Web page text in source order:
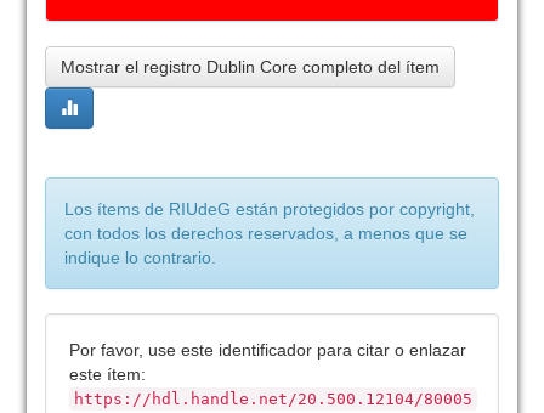
Mostrar el registro Dublin Core completo del ítem
Los ítems de RIUdeG están protegidos por copyright,
con todos los derechos reservados, a menos que se
indique lo contrario.
Por favor, use este identificador para citar o enlazar
este ítem:
https://hdl.handle.net/20.500.12104/80005